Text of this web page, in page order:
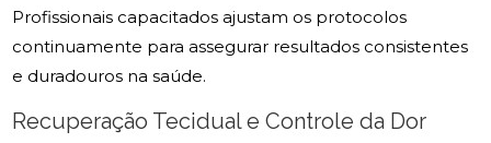
Profissionais capacitados ajustam os protocolos
continuamente para assegurar resultados consistentes
e duradouros na saúde.
Recuperação Tecidual e Controle da Dor